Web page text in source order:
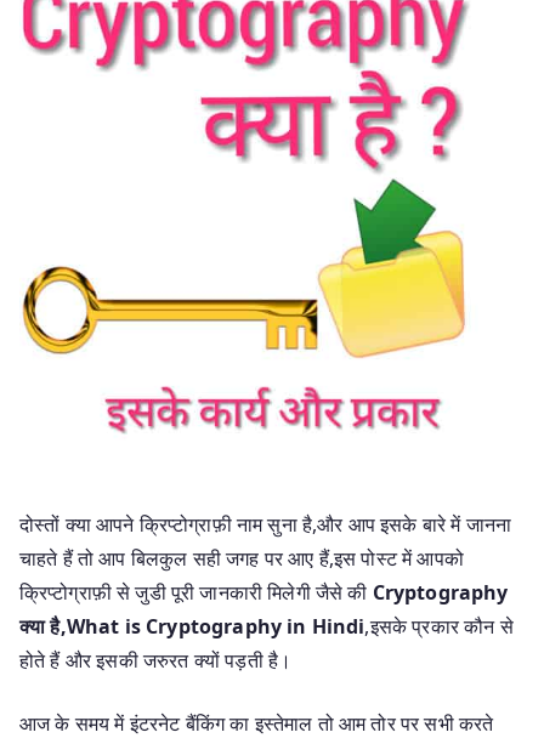
दोस्तों क्या आपने क्रिप्टोग्राफ़ी नाम सुना है,और आप इसके बारे में जानना
चाहते हैं तो आप बिलकुल सही जगह पर आए हैं,इस पोस्ट में आपको
क्रिप्टोग्राफ़ी से जुडी पूरी जानकारी मिलेगी जैसे की Cryptography
क्या है,What is Cryptography in Hindi,इसके प्रकार कौन से
होते हैं और इसकी जरुरत क्यों पड़ती है।
आज के समय में इंटरनेट बैंकिंग का इस्तेमाल तो आम तोर पर सभी करते